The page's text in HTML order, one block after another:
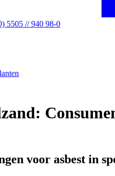
5505 // 940 98-0
voor asbest in